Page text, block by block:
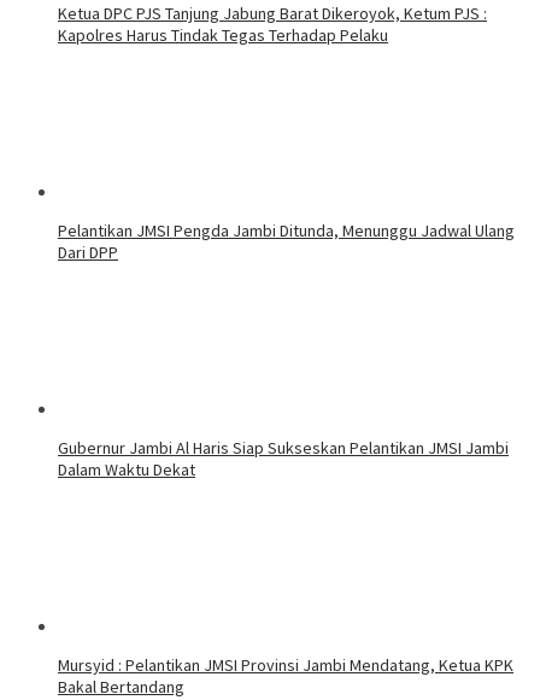
Ketua DPC PJS Tanjung Jabung Barat Dikeroyok, Ketum PJS :
Kapolres Harus Tindak Tegas Terhadap Pelaku
Pelantikan JMSI Pengda Jambi Ditunda, Menunggu Jadwal Ulang
Dari DPP
Gubernur Jambi Al Haris Siap Sukseskan Pelantikan JMSI Jambi
Dalam Waktu Dekat
Mursyid : Pelantikan JMSI Provinsi Jambi Mendatang, Ketua KPK
Bakal Bertandang